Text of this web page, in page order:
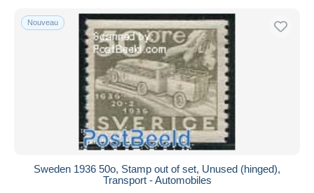
Appliquer
Nouveau
Sweden 1936 50o, Stamp out of set, Unused (hinged),
Transport - Automobiles